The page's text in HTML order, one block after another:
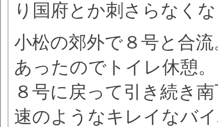
り国府とか刺さらなく
小松の郊外で８号と合
あったのでトイレ休憩
８号に戻って引き続き
速のようなキレイなバ